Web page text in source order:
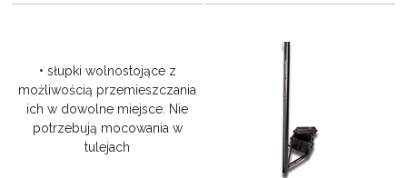
• słupki wolnostojące z
możliwością przemieszczania
ich w dowolne miejsce. Nie
potrzebują mocowania w
tulejach